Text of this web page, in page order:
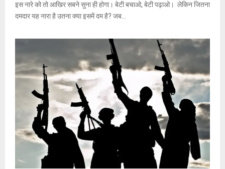
इस नारे को तो आखिर सबने सुना ही होगा। बेटी बचाओ, बेटी पढ़ाओ। लेकिन जितना
दमदार यह नारा है उतना क्या इसमें दम है? जब...